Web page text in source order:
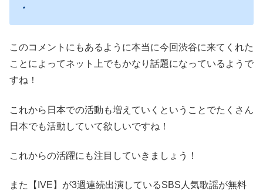
・
このコメントにもあるように本当に今回渋谷に来てくれた
ことによってネット上でもかなり話題になっているようで
すね！
これから日本での活動も増えていくということでたくさん
日本でも活動していて欲しいですね！
これからの活躍にも注目していきましょう！
また【IVE】が3週連続出演しているSBS人気歌謡が無料